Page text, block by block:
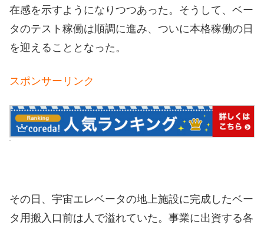
在感を示すようになりつつあった。そうして、ベー
タのテスト稼働は順調に進み、ついに本格稼働の日
を迎えることとなった。
スポンサーリンク
その日、宇宙エレベータの地上施設に完成したベー
タ用搬入口前は人で溢れていた。事業に出資する各